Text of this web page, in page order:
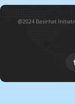
@2024 Basirhat